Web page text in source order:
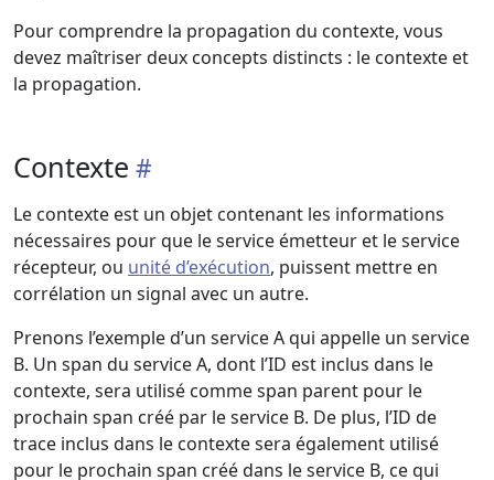
Pour comprendre la propagation du contexte, vous
devez maîtriser deux concepts distincts : le contexte et
la propagation.
Contexte
Le contexte est un objet contenant les informations
nécessaires pour que le service émetteur et le service
récepteur, ou unité d’exécution, puissent mettre en
corrélation un signal avec un autre.
Prenons l’exemple d’un service A qui appelle un service
B. Un span du service A, dont l’ID est inclus dans le
contexte, sera utilisé comme span parent pour le
prochain span créé par le service B. De plus, l’ID de
trace inclus dans le contexte sera également utilisé
pour le prochain span créé dans le service B, ce qui